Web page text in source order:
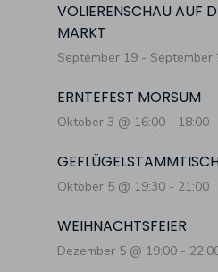
VOLIERENSCHAU AUF
MARKT
September 19 - September
ERNTEFEST MORSUM
Oktober 3 @ 16:00 - 18:00
Oktober 5 @ 19:30 - 21:00
WEIHNACHTSFEIER
Dezember 5 @ 19:00 -